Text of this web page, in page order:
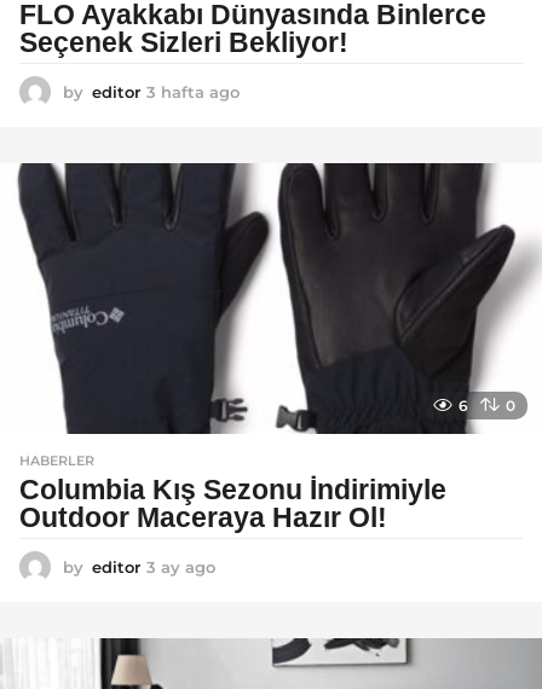
FLO Ayakkabı Dünyasında Binlerce
Seçenek Sizleri Bekliyor!
by editor 3 hafta ago
a
6 0
HABERLER
Columbia Kış Sezonu İndirimiyle
Outdoor Maceraya Hazır Ol!
by editor 3 ay ago
a